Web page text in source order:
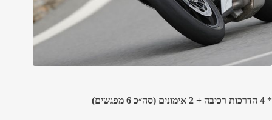
* 4 הדרכות רכיבה + 2 אימונים (סה״כ 6 מפגשים)